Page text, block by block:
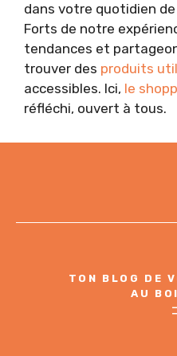
dans votre quotidien de
Forts de notre
tendances et
trouver des produits
accessibles. Ici, le
réfléchi, ouvert à tous.
TON BLOG DE
AU